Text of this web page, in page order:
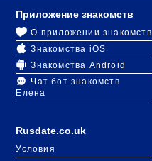
Rusdate.co.uk
Условия
Приложение знакомств
О приложении знакомств
Знакомства iOS
Знакомства Android
Чат бот знакомств
Елена